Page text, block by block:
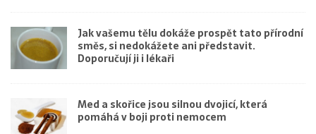
Jak vašemu tělu dokáže prospět tato přírodní
směs, si nedokážete ani představit.
Doporučují ji i lékaři
Med a skořice jsou silnou dvojicí, která
pomáhá v boji proti nemocem